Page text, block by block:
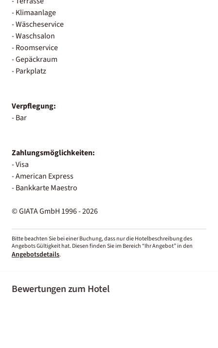
- Klimaanlage
- Wäscheservice
- Waschsalon
- Roomservice
- Gepäckraum
- Parkplatz
Verpflegung:
- Bar
Zahlungsmöglichkeiten:
- Visa
- American Express
- Bankkarte Maestro
© GIATA GmbH 1996 - 2026
Bitte beachten Sie bei einer Buchung, dass nur die Hotelbeschreibung des
Angebots Gültigkeit hat. Diesen finden Sie im Bereich “Ihr Angebot” in den
Angebotsdetails.
Bewertungen zum Hotel